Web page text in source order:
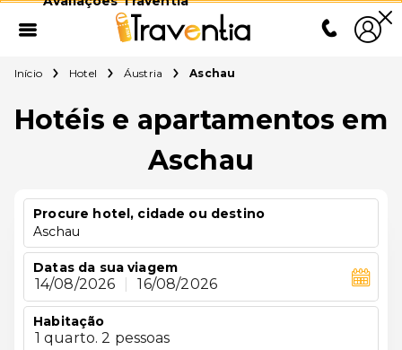
Início Hotel Áustria Aschau
Hotéis e apartamentos em
Aschau
Procure hotel, cidade ou destino
Aschau
Datas da sua viagem
14/08/2026 16/08/2026
Habitação
1 quarto. 2 pessoas